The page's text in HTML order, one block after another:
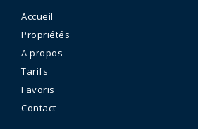
Accueil
Propriétés
A propos
Tarifs
Favoris
Contact